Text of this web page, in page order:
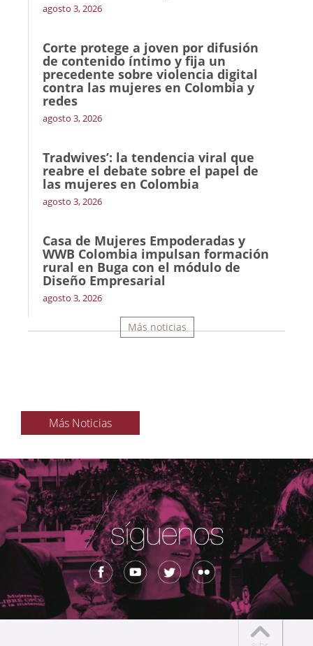
agosto 3, 2026
Corte protege a joven por difusión
de contenido íntimo y fija un
precedente sobre violencia digital
contra las mujeres en Colombia y
redes
agosto 3, 2026
Tradwives’: la tendencia viral que
reabre el debate sobre el papel de
las mujeres en Colombia
agosto 3, 2026
Casa de Mujeres Empoderadas y
WWB Colombia impulsan formación
rural en Buga con el módulo de
Diseño Empresarial
agosto 3, 2026
Más noticias
Más Noticias